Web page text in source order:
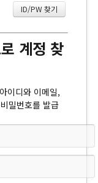
계정 찾
이디와 이메일,
밀번호를 발급